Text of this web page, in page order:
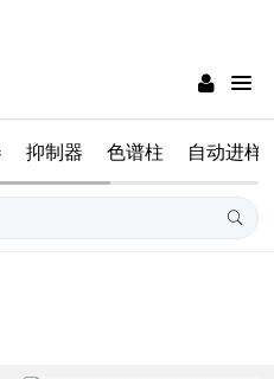
抑制器 色谱柱 自动进样